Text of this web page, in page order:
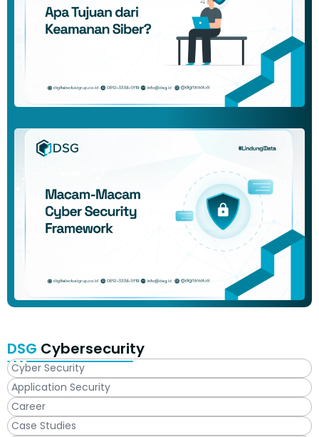
DSG Cybersecurity
Cyber Security
Application Security
Career
Case Studies